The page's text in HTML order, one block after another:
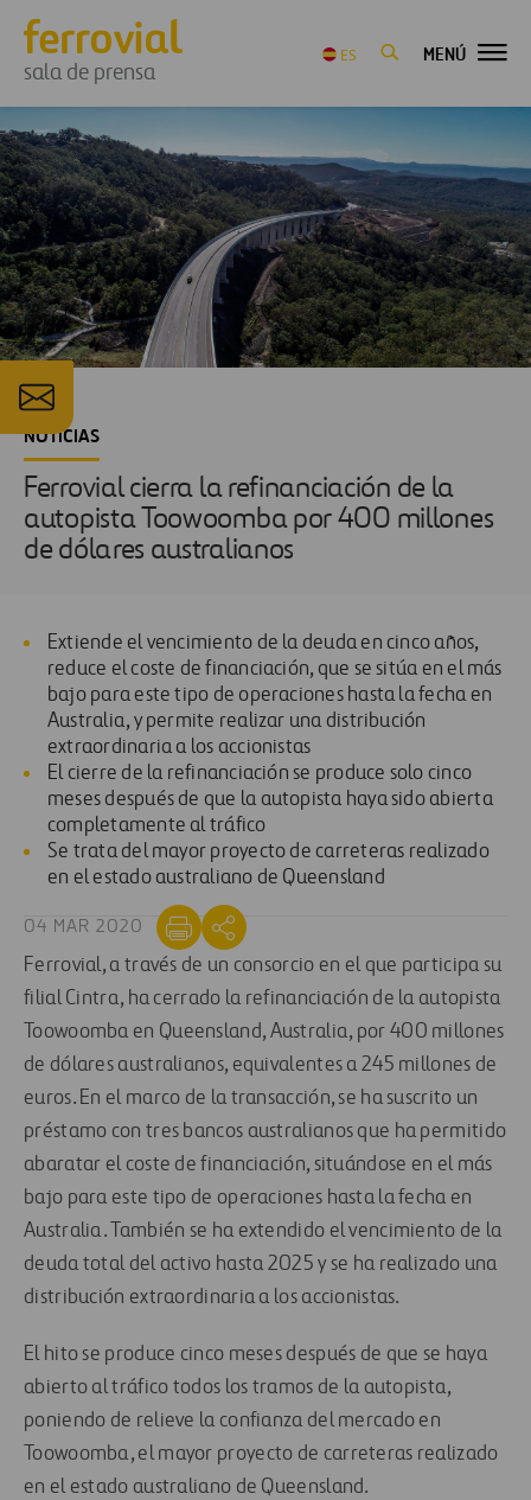
sala de prensa
ES MENÚ
NOTICIAS
Ferrovial cierra la refinanciación de la
autopista Toowoomba por 400 millones
de dólares australianos
Extiende el vencimiento de la deuda en cinco años,
reduce el coste de financiación, que se sitúa en el más
bajo para este tipo de operaciones hasta la fecha en
Australia, y permite realizar una distribución
extraordinaria a los accionistas
El cierre de la refinanciación se produce solo cinco
meses después de que la autopista haya sido abierta
completamente al tráfico
Se trata del mayor proyecto de carreteras realizado
en el estado australiano de Queensland
04 MAR 2020
Ferrovial, a través de un consorcio en el que participa su
filial Cintra, ha cerrado la refinanciación de la autopista
Toowoomba en Queensland, Australia, por 400 millones
de dólares australianos, equivalentes a 245 millones de
euros. En el marco de la transacción, se ha suscrito un
préstamo con tres bancos australianos que ha permitido
abaratar el coste de financiación, situándose en el más
bajo para este tipo de operaciones hasta la fecha en
Australia. También se ha extendido el vencimiento de la
deuda total del activo hasta 2025 y se ha realizado una
distribución extraordinaria a los accionistas.
El hito se produce cinco meses después de que se haya
abierto al tráfico todos los tramos de la autopista,
poniendo de relieve la confianza del mercado en
Toowoomba, el mayor proyecto de carreteras realizado
en el estado australiano de Queensland.